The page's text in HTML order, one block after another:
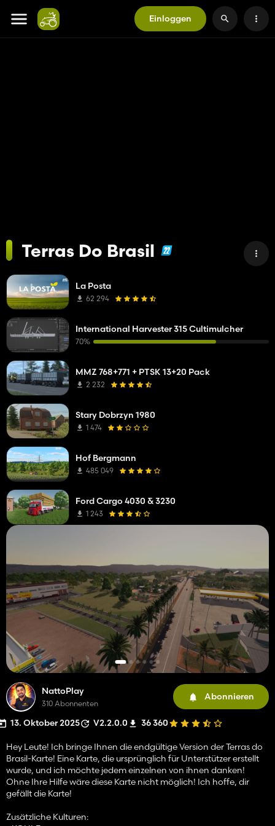
Einloggen
Terras Do Brasil
NattoPlay
310 Abonnenten
Abonnieren
13. Oktober 2025 V2.2.0.0 36 360
Hey Leute! Ich bringe Ihnen die endgültige Version der Terras do
Brasil-Karte! Eine Karte, die ursprünglich für Unterstützer erstellt
wurde, und ich möchte jedem einzelnen von ihnen danken!
Ohne Ihre Hilfe wäre diese Karte nicht möglich! Ich hoffe, dir
gefällt die Karte!
Zusätzliche Kulturen:
La Posta
62 294
International Harvester 315 Cultimulcher
70%
MMZ 768+771 + PTSK 13+20 Pack
2 232
Stary Dobrzyn 1980
1 474
Hof Bergmann
485 049
Ford Cargo 4030 & 3230
1 243